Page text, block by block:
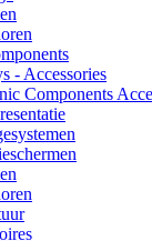
- Accessories
Components